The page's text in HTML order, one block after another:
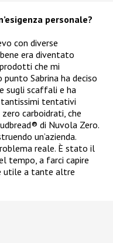
personale?
con diverse
era diventato
che mi
Sabrina ha deciso
sugli scaffali e ha
tantissimi tentativi
carboidrati, che
di Nuvola Zero.
un’azienda.
reale. È stato il
tempo, a farci capire
utile a tante altre